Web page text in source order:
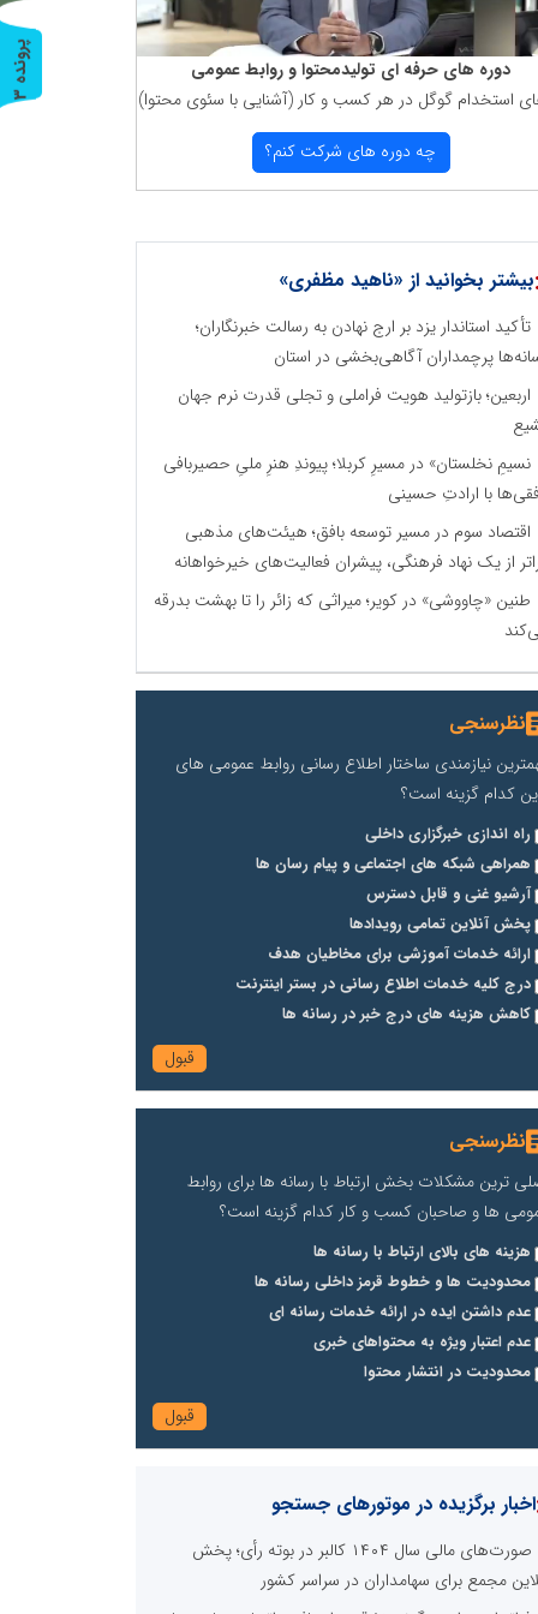
دوره های حرفه ای تولیدمحتوا و روابط عمومی
استخدام گوگل در هر كسب و كار (آشنایی با سئوی محتوا)
چه دوره های شركت كنم؟
بیشتر بخوانید از «ناهید مظفری»
تأکید استاندار یزد بر ارج نهادن به رسالت خبرنگاران؛
پرچمداران آگاهی‌بخشی در استان
اربعین؛ بازتولید هویت فراملی و تجلی قدرت نرم جهان
نسیمِ نخلستان» در مسیرِ کربلا؛ پیوندِ هنرِ ملیِ حصیربافی
با ارادتِ حسینی
اقتصاد سوم در مسیر توسعه بافق؛ هیئت‌های مذهبی
از یک نهاد فرهنگی، پیشران فعالیت‌های خیرخواهانه
طنین «چاووشی» در کویر؛ میراثی که زائر را تا بهشت بدرقه
نظرسنجی
نیازمندی ساختار اطلاع رسانی روابط عمومی های
کدام گزینه است؟
راه اندازی خبرگزاری داخلی
همراهی شبکه های اجتماعی و پیام رسان ها
آرشیو غنی و قابل دسترس
پخش آنلاین تمامی رویدادها
ارائه خدمات آموزشی برای مخاطیان هدف
درج کلیه خدمات اطلاع رسانی در بستر اینترنت
کاهش هزینه های درج خبر در رسانه ها
نظرسنجی
ترین مشکلات بخش ارتباط با رسانه ها برای روابط
ها و صاحبان کسب و کار کدام گزینه است؟
هزینه های بالای ارتباط با رسانه ها
محدودیت ها و خطوط قرمز داخلی رسانه ها
عدم داشتن ایده در ارائه خدمات رسانه ای
عدم اعتبار ویژه به محتواهای خبری
محدودیت در انتشار محتوا
اخبار برگزیده در موتورهای جستجو
صورت‌های مالی سال ۱۴۰۴ کالبر در بوته رأی؛ پخش
مجمع برای سهامداران در سراسر کشور
پ
ر
و
ن
د
ه
3